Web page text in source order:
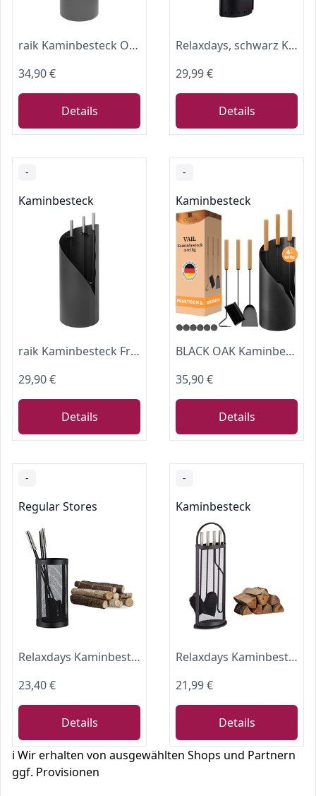
raik Kaminbesteck Otto 3-teilige Kamingarnitur aus Besen Schaufel Schürhaken im Ständer 64 cm Holzgriffe Stahl Grau für Kaminöfen, Feuerstelle, Küchenherd Kaminpflege
34,90 €
Details
Relaxdays, schwarz Kaminbesteck modern, 4 teilige Kamingarnitur, mit Schaufel, Besen, Schürhaken und Halter, Ofenbesteck, 59 x 23,5 x 16 cm
29,99 €
Details
-
Kaminbesteck
raik Kaminbesteck Fritz 3-teilig aus Stahl Kamingarnitur schwarz mit Edelstahlgriffen Schaufel Besen und Schürhaken minimalistisch und modern 61 cm
29,90 €
Details
-
Kaminbesteck
BLACK OAK Kaminbesteck VAIL 4-teilig modernes Ofenbesteck Set schwarz Stahl
35,90 €
Details
-
Regular Stores
Relaxdays Kaminbesteck im Eimer, 5-tlg Kamingarnitur, Schaufel, Besen, Schürhaken, Zange u. Behälter, Kaminset, schwarz
23,40 €
Details
-
Kaminbesteck
Relaxdays Kaminbesteck modern, Kamingarnitur Set 5 teilig, Stahl, mit Halter, Schaufel, Besen, Zange und Haken, schwarz
21,99 €
Details
ℹ️ Wir erhalten von ausgewählten Shops und Partnern
ggf. Provisionen